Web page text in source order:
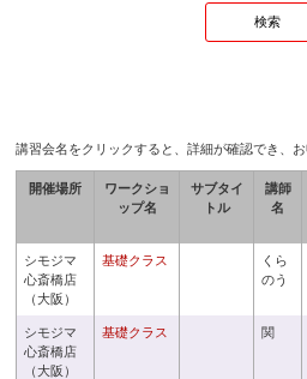
講習会名をクリックすると、詳細が確認でき、お
開催場所
ワークショ
ップ名
サブタイ
トル
講師
名
シモジマ
心斎橋店
（大阪）
基礎クラス
くら
のう
シモジマ
心斎橋店
（大阪）
基礎クラス 関